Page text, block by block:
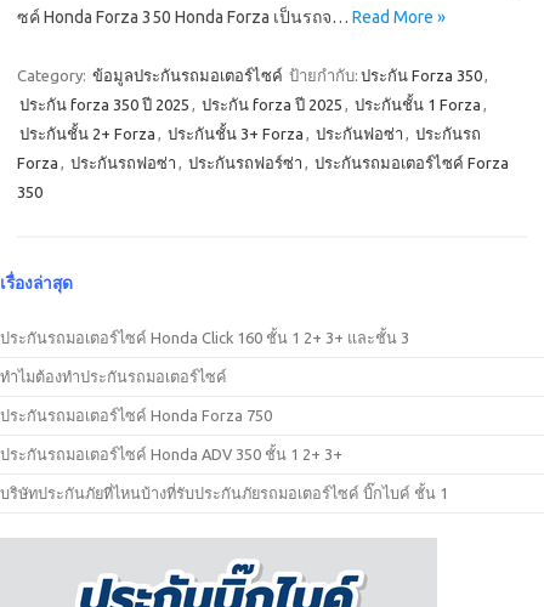
ซค์ Honda Forza 350 Honda Forza เป็นรถจ… Read More »
Category: ข้อมูลประกันรถมอเตอร์ไซค์ ป้ายกำกับ: ประกัน Forza 350,
ประกัน forza 350 ปี 2025 , ประกัน forza ปี 2025 , ประกันชั้น 1 Forza ,
ประกันชั้น 2+ Forza , ประกันชั้น 3+ Forza , ประกันฟอซ่า , ประกันรถ
Forza , ประกันรถฟอซ่า , ประกันรถฟอร์ซ่า , ประกันรถมอเตอร์ไซค์ Forza
350
เรื่องล่าสุด
ประกันรถมอเตอร์ไซค์ Honda Click 160 ชั้น 1 2+ 3+ และชั้น 3
ทำไมต้องทำประกันรถมอเตอร์ไซค์
ประกันรถมอเตอร์ไซค์ Honda Forza 750
ประกันรถมอเตอร์ไซค์ Honda ADV 350 ชั้น 1 2+ 3+
บริษัทประกันภัยที่ไหนบ้างที่รับประกันภัยรถมอเตอร์ไซค์ บิ๊กไบค์ ชั้น 1